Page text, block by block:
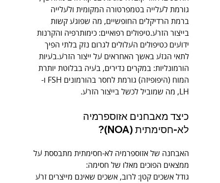
גורמת לעלייה בטמפרטורה המקומית ולעלייה
ברמת הרדיקלים החופשיים, מה שפוגע קשות
בייצור הזרע.טיפולים רפואיים: כימותרפיה והקרנות
ידועים כטיפולים העלולים לגרום נזק בלתי הפיך
לתאי הגזע באשך האחראים על ייצור הזרע.בעיות
הורמונליות: במקרים נדירים, בעיה בבלוטת יותרת
המוח (היפופיזה) גורמת לחסר בהורמונים FSH ו-
LH, מה שמוביל לכשל בייצור הזרע.
כיצד מאבחנים אזוספרמיה
לא-חסימתית (NOA)?
האבחנה של אזוספרמיה לא-חסימתית מתבססת על
ממצאים הפוכים מאלו של חסימה:
גודל אשכים קטן: לרוב, אשכים שאינם מייצרים זרע